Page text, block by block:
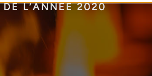
L’ANNÉE 2020